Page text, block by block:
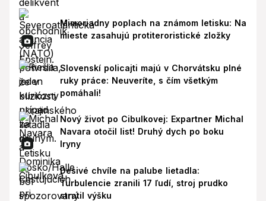
Mimoriadny poplach na známom letisku: Na
mieste zasahujú protiteroristické zložky
Slovenskí policajti majú v Chorvátsku plné
ruky práce: Neuveríte, s čím všetkým
pomáhali!
Nový život po Cibulkovej: Expartner Michal
Navara otočil list! Druhý dych po boku
Iryny
Desivé chvíle na palube lietadla:
Turbulencie zranili 17 ľudí, stroj prudko
stratil výšku